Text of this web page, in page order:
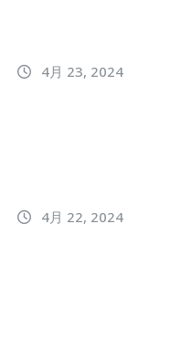
4月 23, 2024
4月 22, 2024